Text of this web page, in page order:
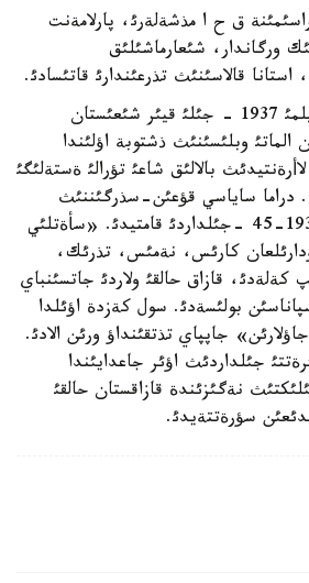
ق ح ا مذشةلةرئ، پارلامةنت
ورگاندار، شئعارماشئلئق
استانا قالاسئنئث تذرعئندارئ قاتئسادئ.
«جةرذيئق» كوركةم فيلمئ 1937 - جئلئ قيئر شئعئستان
الماتئ وبلئسئنئث ذشتوبة اؤلئندا
بالالئق شاعئ تؤرالئ ةستةلئگئ
دراما ساياسي قؤعئن-سذرگئننئث
شئرقاؤ شةگئ بولعان 1937-45 -جئلداردئ قامتيدئ. «سأةتلئي
كارئس، نةمئس، تذرئك،
قازاق حالقئ ولاردئ جاتسئنباي
بولئسةدئ. سول كةزدة اؤئلدا
جاپپاي تذتقئنداؤ ورئن الادئ.
جئلداردئث اؤئر جاعدايئندا
نةگئزئندة قازاقستان حالقئ
سؤرةتتةيدئ.